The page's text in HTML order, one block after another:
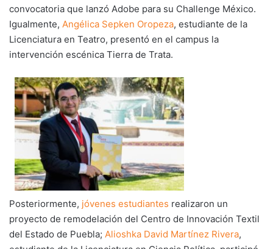
convocatoria que lanzó Adobe para su Challenge México.
Igualmente, Angélica Sepken Oropeza, estudiante de la
Licenciatura en Teatro, presentó en el campus la
intervención escénica Tierra de Trata.
Posteriormente, jóvenes estudiantes realizaron un
proyecto de remodelación del Centro de Innovación Textil
del Estado de Puebla; Alioshka David Martínez Rivera,